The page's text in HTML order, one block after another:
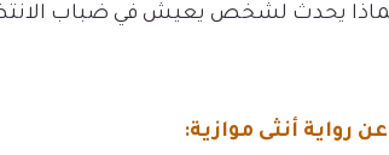
يحدث لشخص يعيش في ضباب